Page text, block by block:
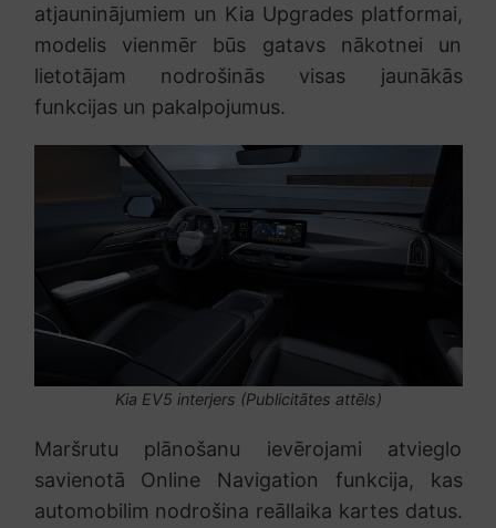
atjauninājumiem un Kia Upgrades platformai,
modelis vienmēr būs gatavs nākotnei un
lietotājam nodrošinās visas jaunākās
funkcijas un pakalpojumus.
Kia EV5 interjers (Publicitātes attēls)
Maršrutu plānošanu ievērojami atvieglo
savienotā Online Navigation funkcija, kas
automobilim nodrošina reāllaika kartes datus.